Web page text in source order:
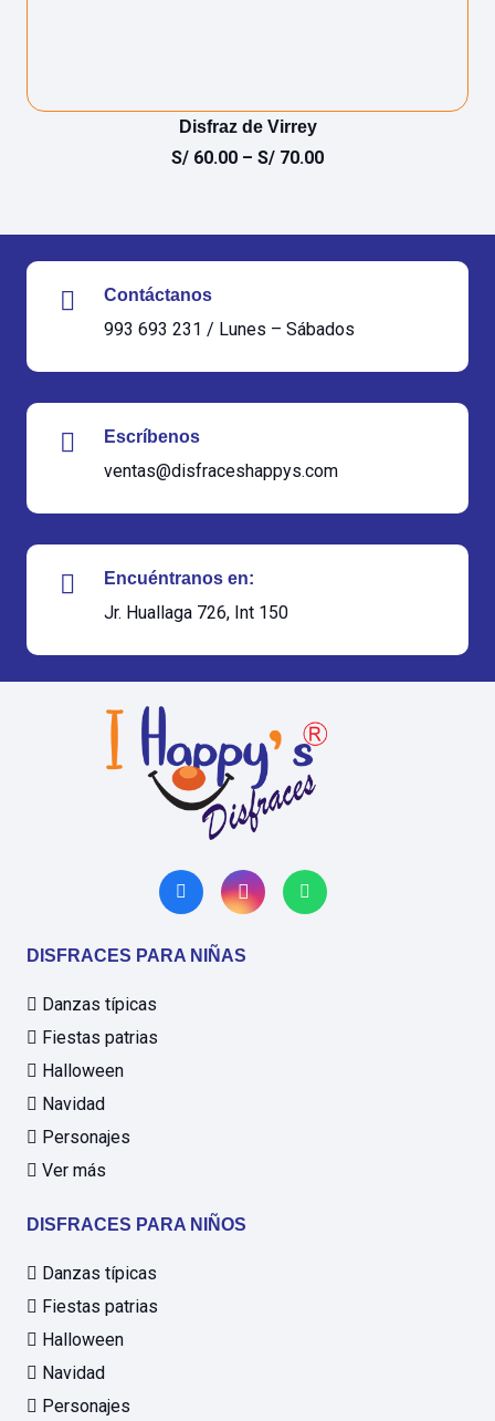
Disfraz de Virrey
S/ 60.00 – S/ 70.00
Contáctanos
993 693 231 / Lunes – Sábados
Escríbenos
ventas@disfraceshappys.com
Encuéntranos en:
Jr. Huallaga 726, Int 150
DISFRACES PARA NIÑAS
Danzas típicas
Fiestas patrias
Halloween
Navidad
Personajes
Ver más
DISFRACES PARA NIÑOS
Danzas típicas
Fiestas patrias
Halloween
Navidad
Personajes